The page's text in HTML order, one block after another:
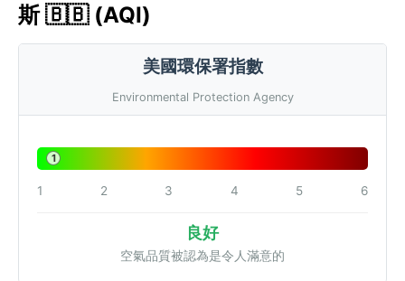
斯 🇧🇧 (AQI)
美國環保署指數
Environmental Protection Agency
1
1 2 3 4 5 6
良好
空氣品質被認為是令人滿意的